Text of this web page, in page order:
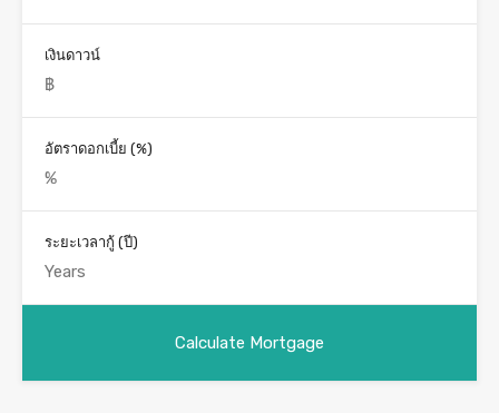
เงินดาวน์
อัตราดอกเบี้ย (%)
ระยะเวลากู้ (ปี)